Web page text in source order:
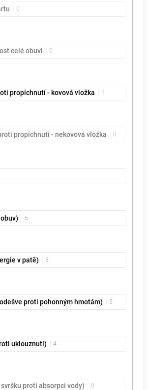
0
celé obuvi 0
propíchnutí - kovová vložka 1
propíchnutí - nekovová vložka 0
5
v patě) 5
proti pohonným hmotám) 5
uklouznutí) 4
proti absorpci vody) 0